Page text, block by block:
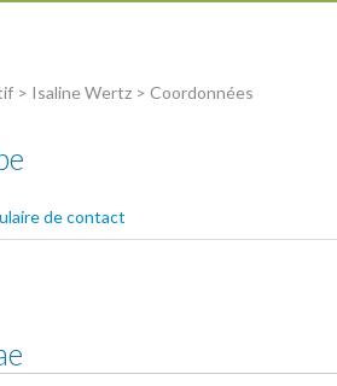
> Isaline Wertz > Coordonnées
de contact